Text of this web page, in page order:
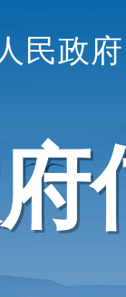
民政府